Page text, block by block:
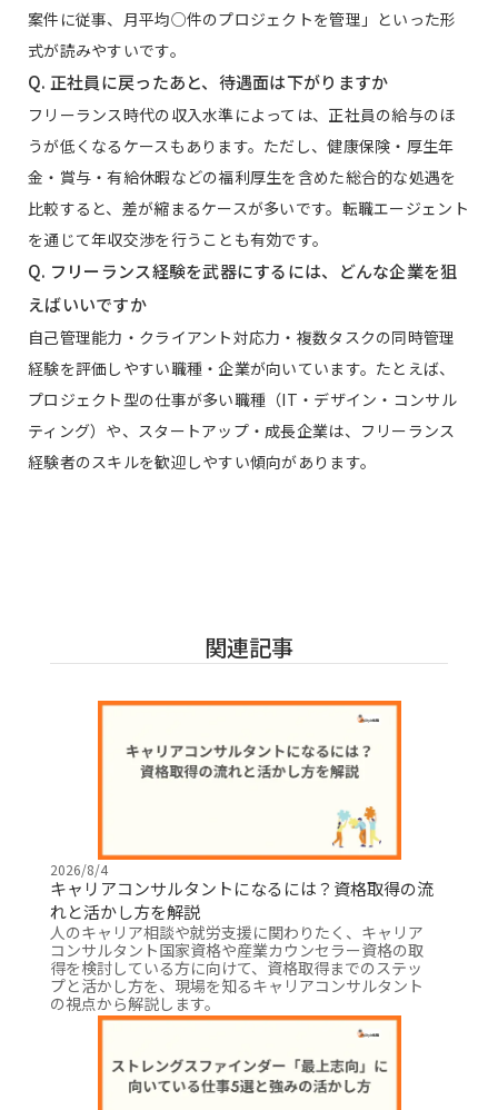
案件に従事、月平均○件のプロジェクトを管理」といった形
式が読みやすいです。
Q. 正社員に戻ったあと、待遇面は下がりますか
フリーランス時代の収入水準によっては、正社員の給与のほ
うが低くなるケースもあります。ただし、健康保険・厚生年
金・賞与・有給休暇などの福利厚生を含めた総合的な処遇を
比較すると、差が縮まるケースが多いです。転職エージェント
を通じて年収交渉を行うことも有効です。
Q. フリーランス経験を武器にするには、どんな企業を狙
えばいいですか
自己管理能力・クライアント対応力・複数タスクの同時管理
経験を評価しやすい職種・企業が向いています。たとえば、
プロジェクト型の仕事が多い職種（IT・デザイン・コンサル
ティング）や、スタートアップ・成長企業は、フリーランス
経験者のスキルを歓迎しやすい傾向があります。
関連記事
2026/8/4
キャリアコンサルタントになるには？資格取得の流
れと活かし方を解説
人のキャリア相談や就労支援に関わりたく、キャリア
コンサルタント国家資格や産業カウンセラー資格の取
得を検討している方に向けて、資格取得までのステッ
プと活かし方を、現場を知るキャリアコンサルタント
の視点から解説します。